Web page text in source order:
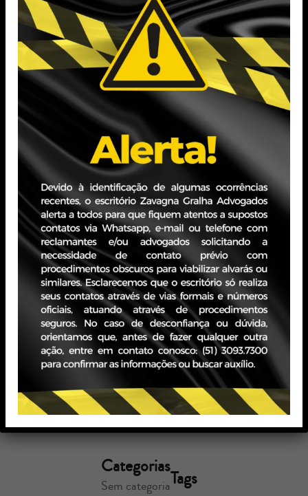
GOVERNO E
CONGRESSO
CHEGAM A UM
ACORDO
SOBRE
DESONERAÇÃO
DA FOLHA
(CPRB) COM
RETOMADA
GRADUAL DO
INSS
PATRONAL A
PARTIR DE
2025
por Zavagna Gralha
10/05/2024
Ler mais
INFORMATIVO
ACERCA DE
MEDIDAS
TRIBUTÁRIAS
por Zavagna Gralha
17/05/2024
Categorias
Sem categoriaTags